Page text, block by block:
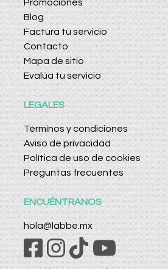
Promociones
Blog
Factura tu servicio
Contacto
Mapa de sitio
Evalúa tu servicio
LEGALES
Términos y condiciones
Aviso de privacidad
Política de uso de cookies
Preguntas frecuentes
ENCUÉNTRANOS
hola@labbe.mx